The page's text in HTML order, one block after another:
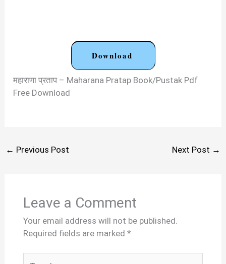
Download
महाराणा प्रताप – Maharana Pratap Book/Pustak Pdf
Free Download
← Previous Post Next Post →
Leave a Comment
Your email address will not be published.
Required fields are marked *